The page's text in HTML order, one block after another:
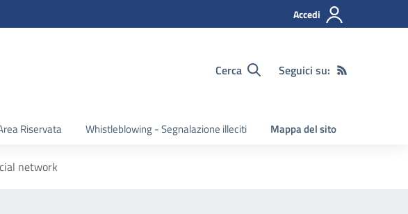
Accedi
Cerca Seguici su:
Riservata Whistleblowing - Segnalazione illeciti Mappa del sito
network